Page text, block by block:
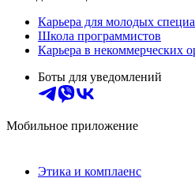
Карьера для молодых
Школа программистов
Карьера в некоммерческих
Боты для уведомлений
Мобильное приложение
Этика и комплаенс